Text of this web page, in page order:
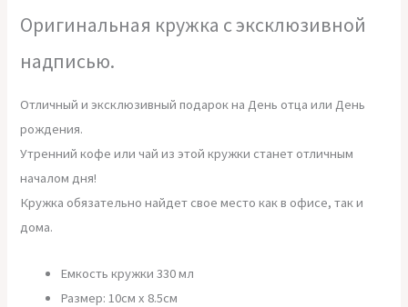
Оригинальная кружка с эксклюзивной
надписью.
Отличный и эксклюзивный подарок на День отца или День
рождения.
Утренний кофе или чай из этой кружки станет отличным
началом дня!
Кружка обязательно найдет свое место как в офисе, так и
дома.
Емкость кружки 330 мл
Размер: 10см х 8.5см